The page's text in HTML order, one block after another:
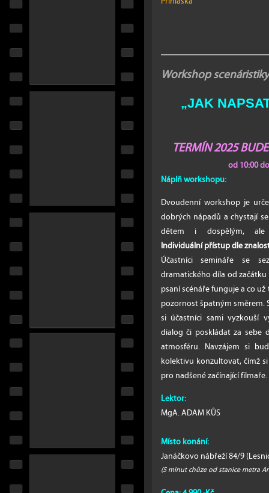
Workshop
„JAK
TERMÍN 2025
od 10:00
Náplň workshopu:
Dvoudenní workshop je
dobrých nápadů a chystají
dětem i dospělým,
Individuální přístup dle
Účastníci semináře se
dramatického díla od
psaní scénáře funguje a co
pozornost špatným směrem.
si účastníci sami vyzkouší
dialog či poskládat za sebe
atmosféru. Navzájem si
kolektivu konzultovat, čímž
pro nadšené začínající filmaře.
Lektor:
MgA. ADAM KŮS
Místo konání:
Janáčkovo nábřeží 84/9
(5 minut chůze od stanice metra